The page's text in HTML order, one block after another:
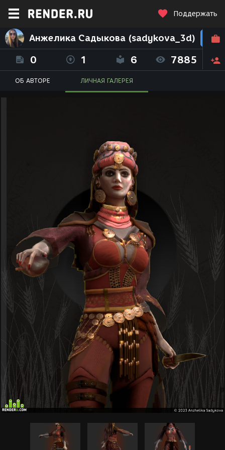
Поддержать
Анжелика Садыкова (sadykova_3d)
0 1 6 7885
ОБ АВТОРЕ ЛИЧНАЯ ГАЛЕРЕЯ